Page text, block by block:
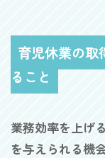
育児休業の取
ること
業務効率を上げ
を与えられる機